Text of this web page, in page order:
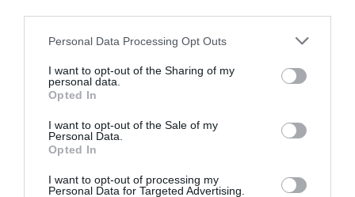
Please note that this website/app uses one or more Google
not limited to your visit or usage behaviour. You may click to
grant or deny consent to Google and its third-party tags to
use your data for below specified purposes in below Google
consent section.
Personal Data Processing Opt Outs
I want to opt-out of the Sharing of my
personal data.
Opted In
I want to opt-out of the Sale of my
Personal Data.
Opted In
I want to opt-out of processing my
Personal Data for Targeted Advertising.
O Αρμενιστής Ικαρίας
Ο Αρμενιστής είναι παραθαλάσσιο χωριό και παραλία της